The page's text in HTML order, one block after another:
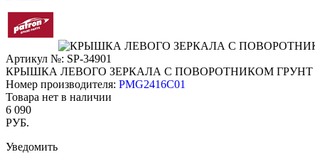
Артикул №: SP-34901
КРЫШКА ЛЕВОГО ЗЕРКАЛА С ПОВОРОТНИКОМ ГРУНТ
Номер производителя: PMG2416C01
Товара нет в наличии
6 090
РУБ.
Уведомить